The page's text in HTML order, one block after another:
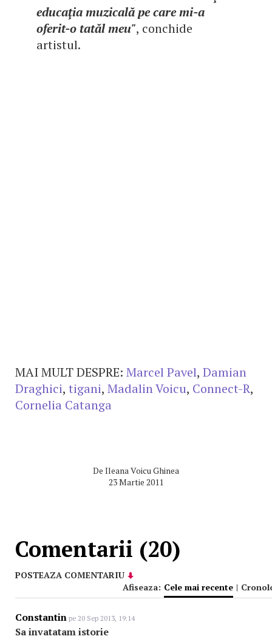
educaţia muzicală pe care mi-a
oferit-o tatăl meu", conchide
artistul.
MAI MULT DESPRE: Marcel Pavel, Damian
Draghici, tigani, Madalin Voicu, Connect-R,
Cornelia Catanga
De Ileana Voicu Ghinea
23 Martie 2011
Comentarii (20)
POSTEAZA COMENTARIU
Afiseaza: Cele mai recente |
Constantin pe 20 Sep 2013, 19:14
Sa invatatam istorie